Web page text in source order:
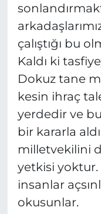
çalıştığı bu
Kaldı ki
Dokuz tane
kesin ihraç
yerdedir ve
bir kararla
milletvekilini
yetkisi
insanlar
okusunlar.